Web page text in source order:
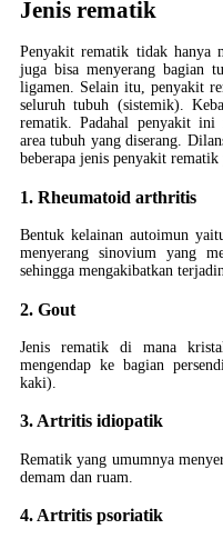
Jenis rematik
Penyakit rematik tidak hanya
juga bisa menyerang bagian
ligamen. Selain itu, penyakit
seluruh tubuh (sistemik).
rematik. Padahal penyakit ini
area tubuh yang diserang.
beberapa jenis penyakit rematik
1. Rheumatoid arthritis
Bentuk kelainan autoimun
menyerang sinovium yang
sehingga mengakibatkan
2. Gout
Jenis rematik di mana
mengendap ke bagian
kaki).
3. Artritis idiopatik
Rematik yang umumnya
demam dan ruam.
4. Artritis psoriatik